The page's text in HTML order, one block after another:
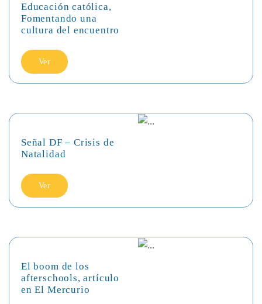
Educación católica,
Fomentando una
cultura del encuentro
Ver
Señal DF – Crisis de
Natalidad
Ver
El boom de los
afterschools, artículo
en El Mercurio